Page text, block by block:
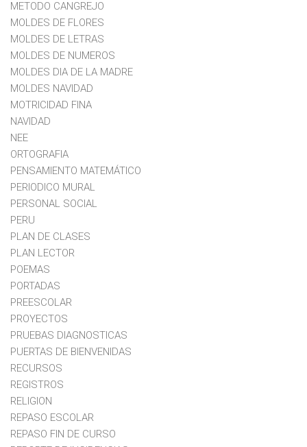
METODO CANGREJO
MOLDES DE FLORES
MOLDES DE LETRAS
MOLDES DE NUMEROS
MOLDES DIA DE LA MADRE
MOLDES NAVIDAD
MOTRICIDAD FINA
NAVIDAD
NEE
ORTOGRAFIA
PENSAMIENTO MATEMÁTICO
PERIODICO MURAL
PERSONAL SOCIAL
PERU
PLAN DE CLASES
PLAN LECTOR
POEMAS
PORTADAS
PREESCOLAR
PROYECTOS
PRUEBAS DIAGNOSTICAS
PUERTAS DE BIENVENIDAS
RECURSOS
REGISTROS
RELIGION
REPASO ESCOLAR
REPASO FIN DE CURSO